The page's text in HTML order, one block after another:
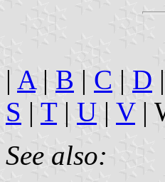
| A| B | C | D |
S | T| U | V|
See also: